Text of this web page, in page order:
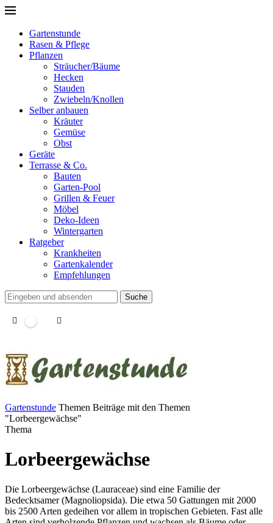
Gartenstunde
Rasen & Pflege
Pflanzen
Sträucher/Bäume
Hecken
Stauden
Zwiebeln/Knollen
Selber anbauen
Kräuter
Gemüse
Obst
Geräte
Terrasse & Co.
Bauten
Garten-Pool
Grillen & Feuer
Möbel
Deko-Ideen
Wintergarten
Ratgeber
Krankheiten
Gartenkalender
Empfehlungen
Suche
Gartenstunde Themen Beiträge mit den Themen
"Lorbeergewächse"
Thema
Lorbeergewächse
Die Lorbeergewächse (Lauraceae) sind eine Familie der
Bedecktsamer (Magnoliopsida). Die etwa 50 Gattungen mit 2000
bis 2500 Arten gedeihen vor allem in tropischen Gebieten. Fast alle